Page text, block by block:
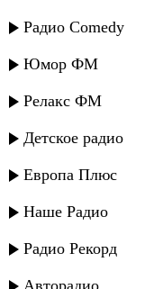
Радио Comedy
Юмор ФМ
Релакс ФМ
Детское радио
Европа Плюс
Наше Радио
Радио Рекорд
Авторадио
Фатима - Я не
Фатима
Даркуш группа